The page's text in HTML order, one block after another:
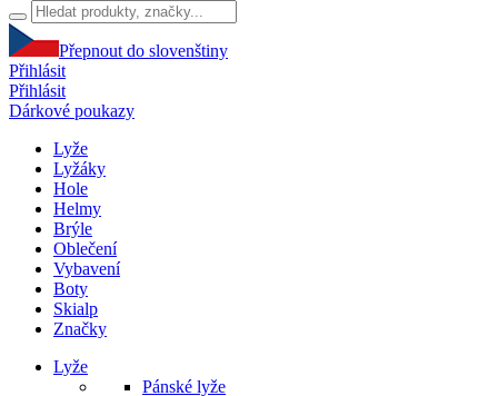
Přepnout do slovenštiny
Přihlásit
Přihlásit
Dárkové poukazy
Lyže
Lyžáky
Hole
Helmy
Brýle
Oblečení
Vybavení
Boty
Skialp
Značky
Lyže
Pánské lyže